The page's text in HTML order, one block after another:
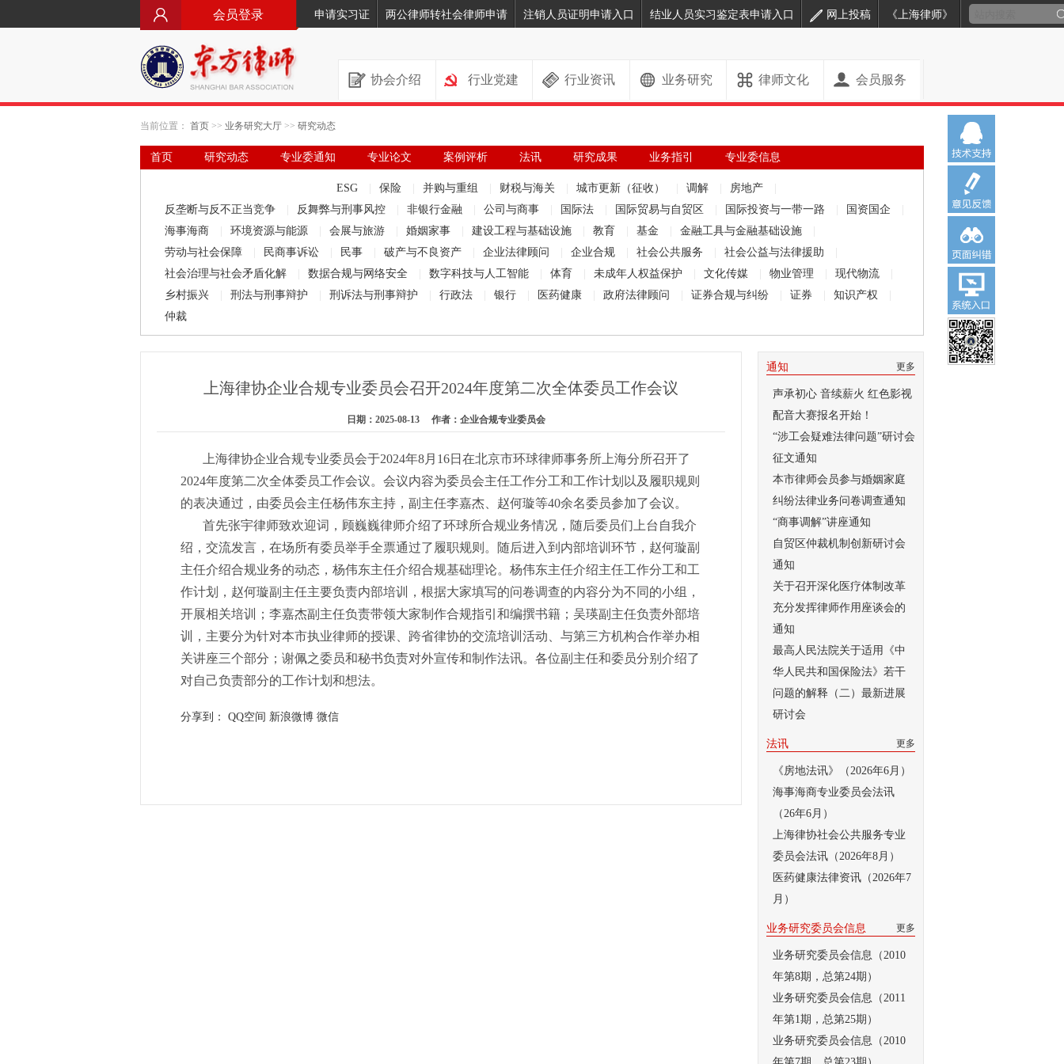
会员登录 申请实习证 两公律师转社会律师申请 注销人员证明申请入口 结业人员实习鉴定表申请入口 网上投稿 《上海律师》
协会介绍 行业党建 行业资讯 业务研究 律师文化 会员服务
当前位置： 首页 >> 业务研究大厅 >> 研究动态
首页 研究动态 专业委通知 专业论文 案例评析 法讯 研究成果 业务指引
专业委信息
ESG 保险 并购与重组 财税与海关 城市更新（征收） 调解 房地产
反垄断与反不正当竞争
反舞弊与刑事风控 非银行金融 公司与商事 国际法 国际贸易与自贸区 国际投资与一带一路 国资国企
海事海商
环境资源与能源 会展与旅游 婚姻家事 建设工程与基础设施 教育 基金 金融工具与金融基础设施
劳动与社会保障
民商事诉讼 民事 破产与不良资产 企业法律顾问 企业合规 社会公共服务 社会公益与法律援助
社会治理与社会矛盾化解
数据合规与网络安全 数字科技与人工智能 体育 未成年人权益保护 文化传媒 物业管理 现代物流
乡村振兴
刑法与刑事辩护 刑诉法与刑事辩护 行政法 银行 医药健康 政府法律顾问 证券合规与纠纷 证券 知识产权
仲裁
上海律协企业合规专业委员会召开2024年度第二次全体委员工作会议
日期：2025-08-13 作者：企业合规专业委员会
上海律协企业合规专业委员会于2024年8月16日在北京市环球律师事务所上海分所召开了
2024年度第二次全体委员工作会议。会议内容为委员会主任工作分工和工作计划以及履职规则
的表决通过，由委员会主任杨伟东主持，副主任李嘉杰、赵何璇等40余名委员参加了会议。
首先张宇律师致欢迎词，顾巍巍律师介绍了环球所合规业务情况，随后委员们上台自我介
绍，交流发言，在场所有委员举手全票通过了履职规则。随后进入到内部培训环节，赵何璇副
主任介绍合规业务的动态，杨伟东主任介绍合规基础理论。杨伟东主任介绍主任工作分工和工
作计划，赵何璇副主任主要负责内部培训，根据大家填写的问卷调查的内容分为不同的小组，
开展相关培训；李嘉杰副主任负责带领大家制作合规指引和编撰书籍；吴瑛副主任负责外部培
训，主要分为针对本市执业律师的授课、跨省律协的交流培训活动、与第三方机构合作举办相
关讲座三个部分；谢佩之委员和秘书负责对外宣传和制作法讯。各位副主任和委员分别介绍了
对自己负责部分的工作计划和想法。
分享到： QQ空间 新浪微博 微信
更多
通知
声承初心 音续薪火 红色影视
配音大赛报名开始！
“涉工会疑难法律问题”研讨会
征文通知
本市律师会员参与婚姻家庭
纠纷法律业务问卷调查通知
“商事调解”讲座通知
自贸区仲裁机制创新研讨会
通知
关于召开深化医疗体制改革
充分发挥律师作用座谈会的
通知
最高人民法院关于适用《中
华人民共和国保险法》若干
问题的解释（二）最新进展
研讨会
更多
法讯
《房地法讯》（2026年6月）
海事海商专业委员会法讯
（26年6月）
上海律协社会公共服务专业
委员会法讯（2026年8月）
医药健康法律资讯（2026年7
月）
更多
业务研究委员会信息
业务研究委员会信息（2010
年第8期，总第24期）
业务研究委员会信息（2011
年第1期，总第25期）
业务研究委员会信息（2010